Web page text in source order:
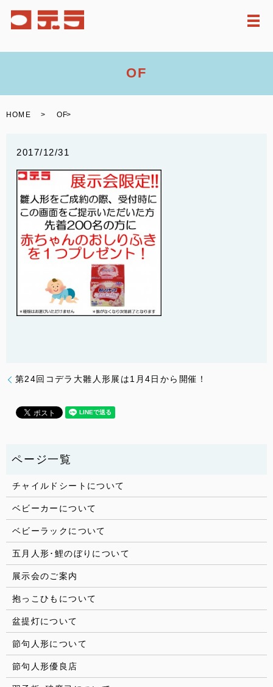
メ
OF
HOME OF
2017/12/31
第24回コデラ大雛人形展は1月4日から開催！
チャイルドシートについて
ベビーカーについて
ベビーラックについて
五月人形･鯉のぼりについて
展示会のご案内
抱っこひもについて
盆提灯について
節句人形について
節句人形優良店